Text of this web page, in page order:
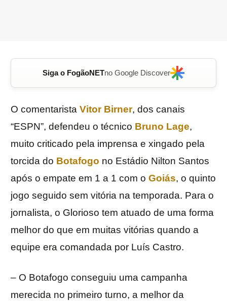
Siga o FogãoNETno Google Discover
O comentarista Vitor Birner, dos canais
“ESPN”, defendeu o técnico Bruno Lage,
muito criticado pela imprensa e xingado pela
torcida do Botafogo no Estádio Nilton Santos
após o empate em 1 a 1 com o Goiás, o quinto
jogo seguido sem vitória na temporada. Para o
jornalista, o Glorioso tem atuado de uma forma
melhor do que em muitas vitórias quando a
equipe era comandada por Luís Castro.
– O Botafogo conseguiu uma campanha
merecida no primeiro turno, a melhor da